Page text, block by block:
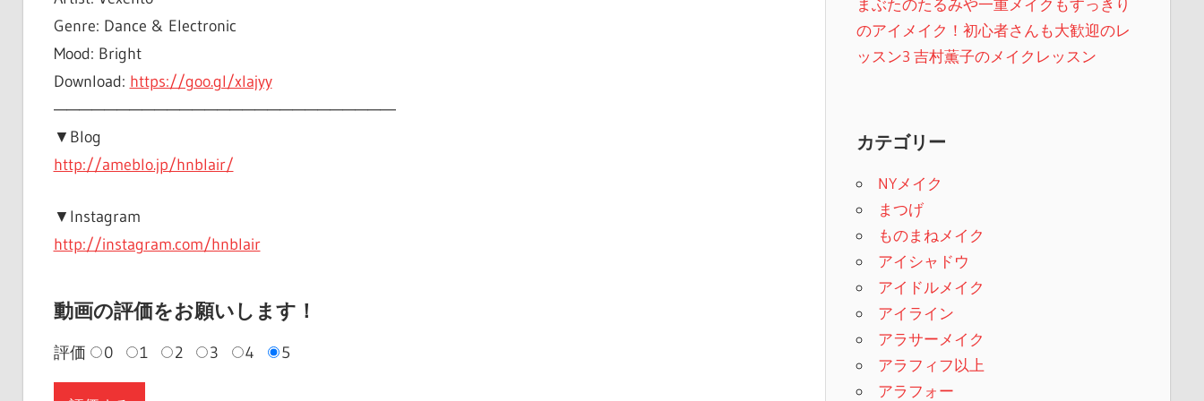
Genre: Dance & Electronic
Mood: Bright
Download: https://goo.gl/xIajyy
——————————————————————————–­­­­­–
▼Blog
http://ameblo.jp/hnblair/
▼Instagram
http://instagram.com/hnblair
動画の評価をお願いします！
評価 0 1 2 3 4 5
まぶたのたるみや一重メイクもすっきり
のアイメイク！初心者さんも大歓迎のレ
ッスン3 吉村薫子のメイクレッスン
カテゴリー
NYメイク
まつげ
ものまねメイク
アイシャドウ
アイドルメイク
アイライン
アラサーメイク
アラフィフ以上
アラフォー